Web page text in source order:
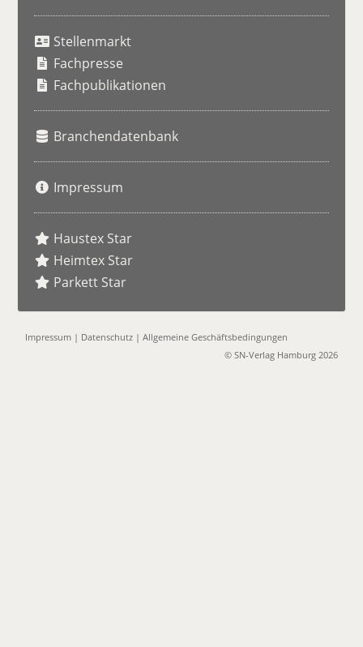
Stellenmarkt
Fachpresse
Fachpublikationen
Branchendatenbank
Impressum
Haustex Star
Heimtex Star
Parkett Star
Impressum | Datenschutz |Allgemeine Geschäftsbedingungen
© SN-Verlag Hamburg 2026